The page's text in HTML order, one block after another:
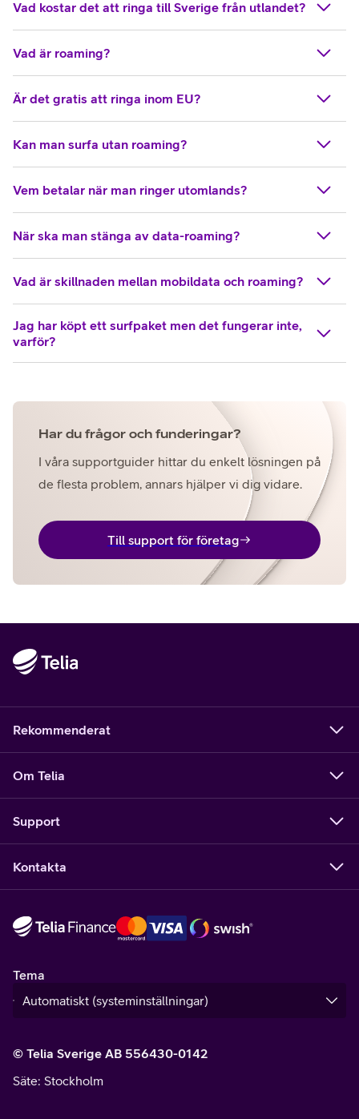
Vad kostar det att ringa till Sverige från utlandet?
Vad är roaming?
Är det gratis att ringa inom EU?
Kan man surfa utan roaming?
Vem betalar när man ringer utomlands?
När ska man stänga av data-roaming?
Vad är skillnaden mellan mobildata och roaming?
Jag har köpt ett surfpaket men det fungerar inte,
varför?
Har du frågor och funderingar?
I våra supportguider hittar du enkelt lösningen på
de flesta problem, annars hjälper vi dig vidare.
Till support för företag
Rekommenderat
Om Telia
Support
Kontakta
Tema
© Telia Sverige AB 556430-0142
Säte: Stockholm